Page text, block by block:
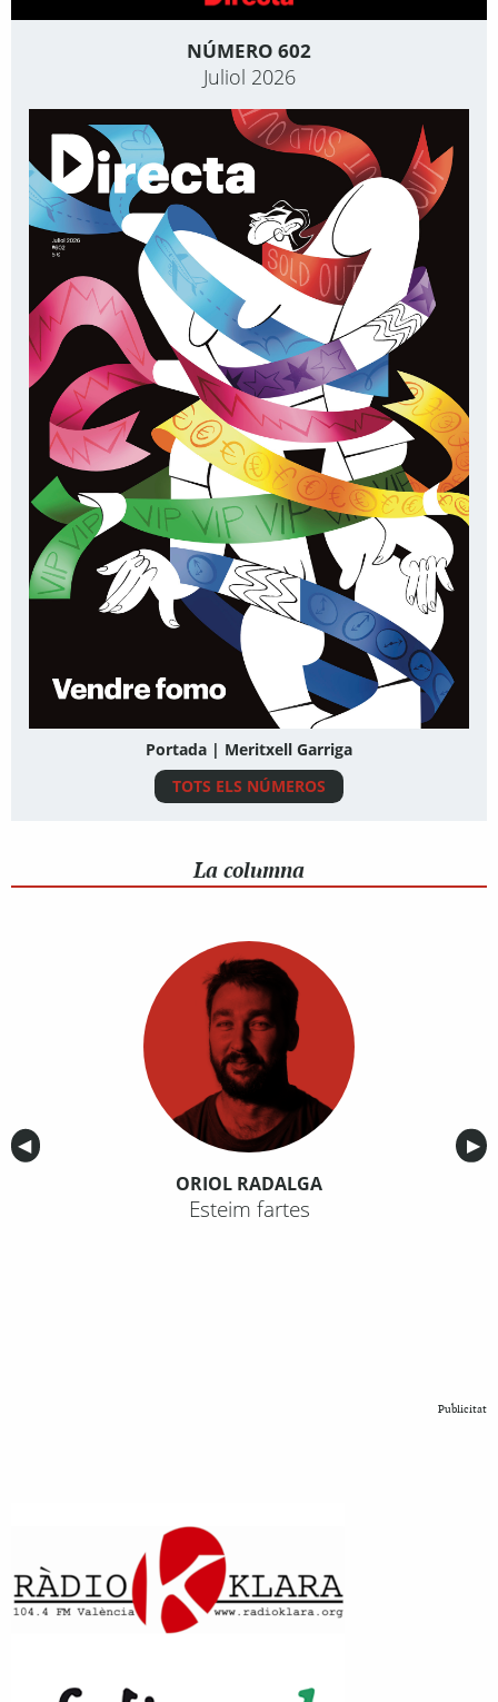
NÚMERO 602
Juliol 2026
Portada | Meritxell Garriga
TOTS ELS NÚMEROS
La columna
Anterior
◀︎ ▶︎
ORIOL RADALGA
Esteim fartes
Publicitat